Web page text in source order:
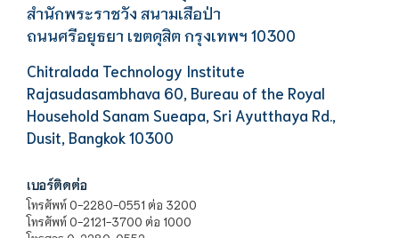
สำนักพระราชวัง สนามเสือป่า
ถนนศรีอยุธยา เขตดุสิต กรุงเทพฯ 10300
Chitralada Technology Institute
Rajasudasambhava 60, Bureau of the Royal
Household Sanam Sueapa, Sri Ayutthaya Rd.,
Dusit, Bangkok 10300
เบอร์ติดต่อ
โทรศัพท์ 0-2280-0551 ต่อ 3200
โทรศัพท์ 0-2121-3700 ต่อ 1000